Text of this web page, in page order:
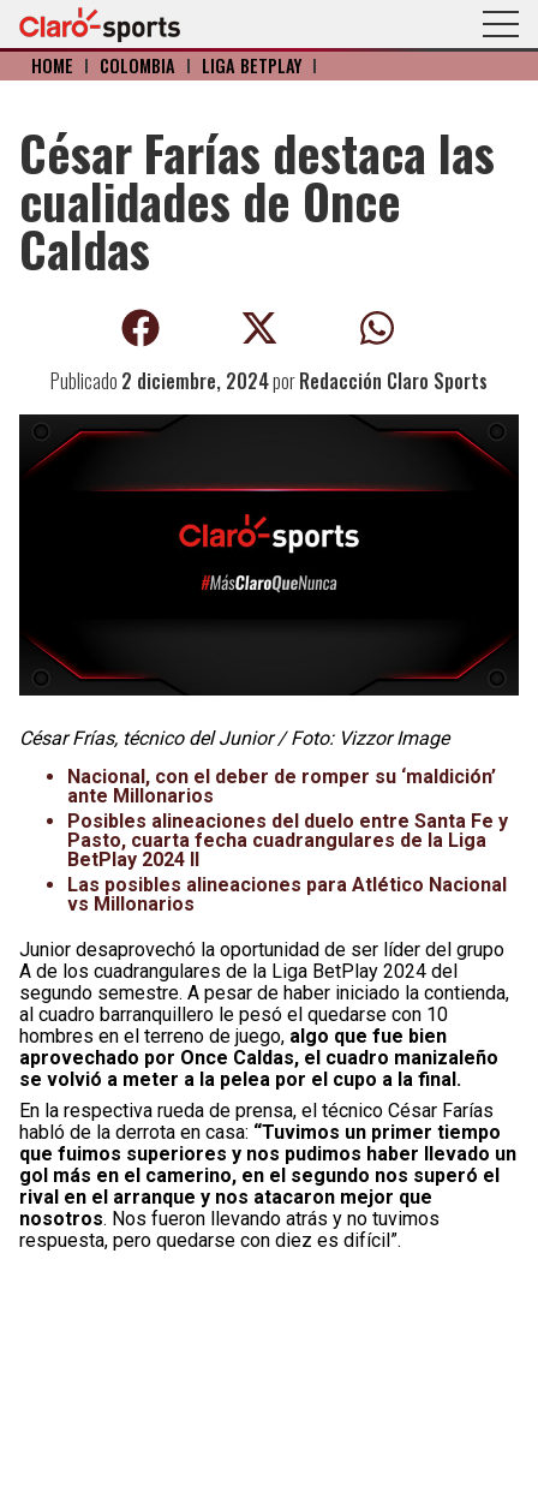
HOME I COLOMBIA I LIGA BETPLAY I
César Farías destaca las
cualidades de Once
Caldas
Publicado 2 diciembre, 2024porRedacción Claro Sports
César Frías, técnico del Junior / Foto: Vizzor Image
Nacional, con el deber de romper su ‘maldición’
ante Millonarios
Posibles alineaciones del duelo entre Santa Fe y
Pasto, cuarta fecha cuadrangulares de la Liga
BetPlay 2024 II
Las posibles alineaciones para Atlético Nacional
vs Millonarios
Junior desaprovechó la oportunidad de ser líder del grupo
A de los cuadrangulares de la Liga BetPlay 2024 del
segundo semestre. A pesar de haber iniciado la contienda,
al cuadro barranquillero le pesó el quedarse con 10
hombres en el terreno de juego, algo que fue bien
aprovechado por Once Caldas, el cuadro manizaleño
se volvió a meter a la pelea por el cupo a la final.
En la respectiva rueda de prensa, el técnico César Farías
habló de la derrota en casa: “Tuvimos un primer tiempo
que fuimos superiores y nos pudimos haber llevado un
gol más en el camerino, en el segundo nos superó el
rival en el arranque y nos atacaron mejor que
nosotros. Nos fueron llevando atrás y no tuvimos
respuesta, pero quedarse con diez es difícil”.